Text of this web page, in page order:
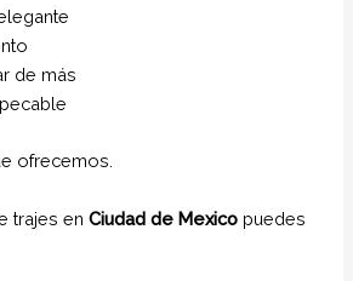
de más
ofrecemos.
trajes enCiudad de Mexico puedes